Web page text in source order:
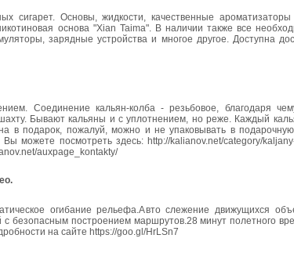
сигарет. Основы, жидкости, качественные
основа "Xian Taima". В наличии также все
зарядные устройства и многое другое. Доступна
Соединение кальян-колба - резьбовое, благодаря
Бывают кальяны и с уплотнением, но реже. Каждый
в подарок, пожалуй, можно и не упаковывать в
можете посмотреть здесь: http://kalianov.net/category/
auxpage_kontakty/
огибание рельефа.Авто слежение движущихся
безопасным построением маршрутов.28 минут полетного
на сайте https://goo.gl/HrLSn7